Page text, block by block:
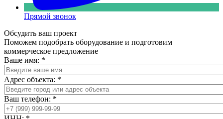
Прямой звонок
Обсудить ваш проект
Поможем подобрать оборудование и подготовим
коммерческое предложение
Ваше имя: *
Адрес объекта: *
Ваш телефон: *